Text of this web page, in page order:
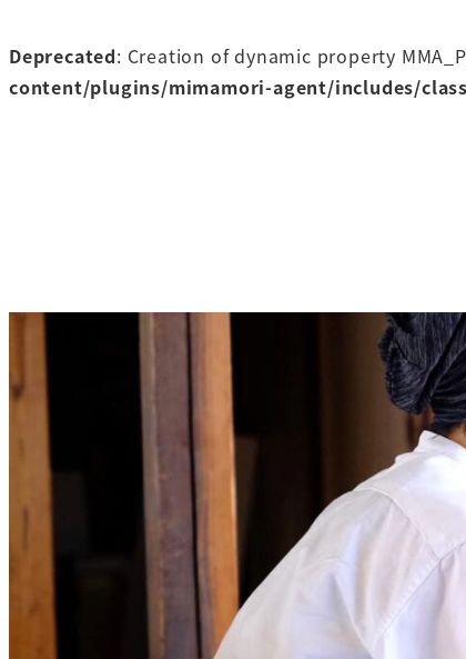
Deprecated: Creation of dynamic property
content/plugins/mimamori-agent/includes/